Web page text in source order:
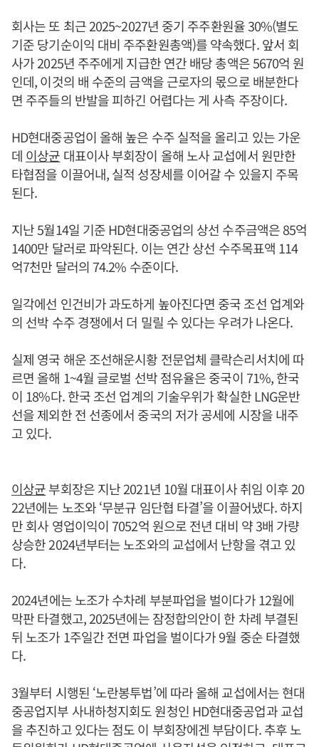
회사는 또 최근 2025~2027년 중기 주주환원율 30%(별도
기준 당기순이익 대비 주주환원총액)를 약속했다. 앞서 회
사가 2025년 주주에게 지급한 연간 배당 총액은 5670억 원
인데, 이것의 배 수준의 금액을 근로자의 몫으로 배분한다
면 주주들의 반발을 피하긴 어렵다는 게 사측 주장이다.
HD현대중공업이 올해 높은 수주 실적을 올리고 있는 가운
데 이상균 대표이사 부회장이 올해 노사 교섭에서 원만한
타협점을 이끌어내, 실적 성장세를 이어갈 수 있을지 주목
된다.
지난 5월14일 기준 HD현대중공업의 상선 수주금액은 85억
1400만 달러로 파악된다. 이는 연간 상선 수주목표액 114
억7천만 달러의 74.2% 수준이다.
일각에선 인건비가 과도하게 높아진다면 중국 조선 업계와
의 선박 수주 경쟁에서 더 밀릴 수 있다는 우려가 나온다.
실제 영국 해운 조선해운시황 전문업체 클락슨리서치에 따
르면 올해 1~4월 글로벌 선박 점유율은 중국이 71%, 한국
이 18%다. 한국 조선 업계의 기술우위가 확실한 LNG운반
선을 제외한 전 선종에서 중국의 저가 공세에 시장을 내주
고 있다.
이상균부회장은 지난 2021년 10월 대표이사 취임 이후 20
22년에는 노조와 ‘무분규 임단협 타결’을 이끌어냈다. 하지
만 회사 영업이익이 7052억 원으로 전년 대비 약 3배 가량
상승한 2024년부터는 노조와의 교섭에서 난항을 겪고 있
다.
2024년에는 노조가 수차례 부분파업을 벌이다가 12월에
막판 타결했고, 2025년에는 잠정합의안이 한 차례 부결된
뒤 노조가 1주일간 전면 파업을 벌이다가 9월 중순 타결했
다.
3월부터 시행된 ‘노란봉투법’에 따라 올해 교섭에서는 현대
중공업지부 사내하청지회도 원청인 HD현대중공업과 교섭
을 추진하고 있다는 점도 이 부회장에겐 부담이다. 추후 노